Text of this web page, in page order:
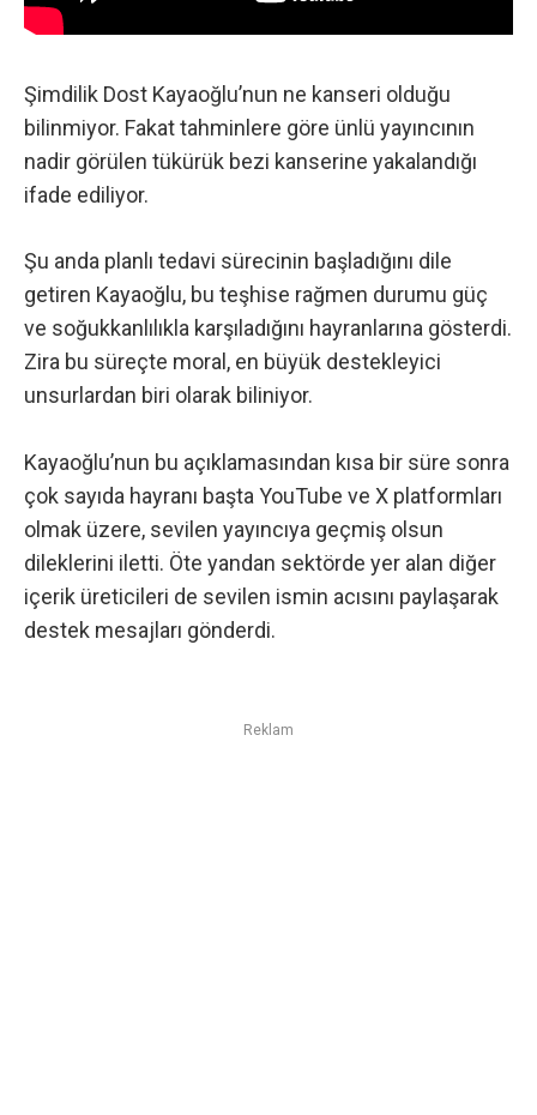
Şimdilik Dost Kayaoğlu’nun ne kanseri olduğu
bilinmiyor. Fakat tahminlere göre ünlü yayıncının
nadir görülen tükürük bezi kanserine yakalandığı
ifade ediliyor.
Şu anda planlı tedavi sürecinin başladığını dile
getiren Kayaoğlu, bu teşhise rağmen durumu güç
ve soğukkanlılıkla karşıladığını hayranlarına gösterdi.
Zira bu süreçte moral, en büyük destekleyici
unsurlardan biri olarak biliniyor.
Kayaoğlu’nun bu açıklamasından kısa bir süre sonra
çok sayıda hayranı başta YouTube ve X platformları
olmak üzere, sevilen yayıncıya geçmiş olsun
dileklerini iletti. Öte yandan sektörde yer alan diğer
içerik üreticileri de sevilen ismin acısını paylaşarak
destek mesajları gönderdi.
Reklam